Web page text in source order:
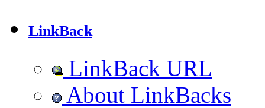
LinkBack
LinkBack URL
About LinkBacks